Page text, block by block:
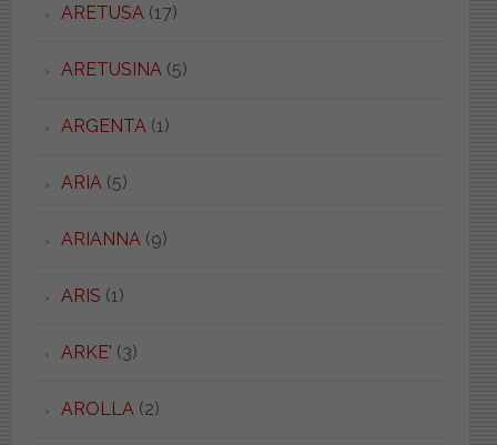
ARETUSA (17)
ARETUSINA (5)
ARGENTA (1)
ARIA (5)
ARIANNA (9)
ARIS (1)
ARKE' (3)
AROLLA (2)